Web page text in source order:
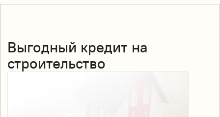
Выгодный кредит на
строительство